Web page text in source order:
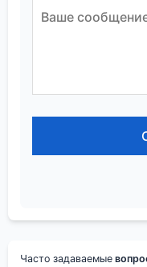
Часто задаваемые